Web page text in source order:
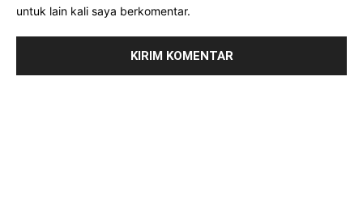
untuk lain kali saya berkomentar.